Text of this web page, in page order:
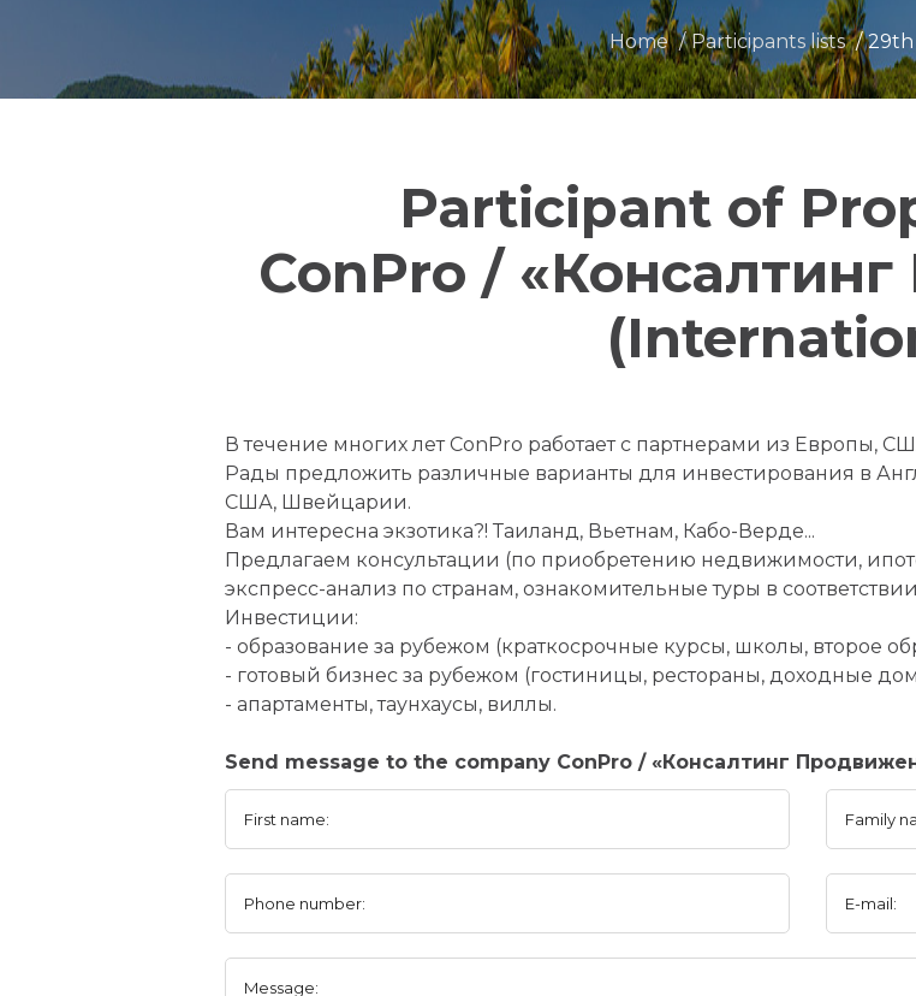
Home Participants lists 29th
Participant of
ConPro /
В течение многих лет СonPro работает с партнерами из Европы,
Рады предложить различные варианты для инвестирования в
США, Швейцарии.
Вам интересна экзотика?! Таиланд, Вьетнам, Кабо-Верде...
Предлагаем консультации (по приобретению недвижимости,
экспресс-анализ по странам, ознакомительные туры в
Инвестиции:
- образование за рубежом (краткосрочные курсы, школы, второе
- готовый бизнес за рубежом (гостиницы, рестораны, доходные
- апартаменты, таунхаусы, виллы.
Send message to the company ConPro / «Консалтинг
First name: Family
Phone number: E-mail:
Message: